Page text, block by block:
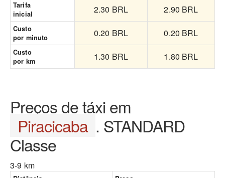
Tarifa
inicial
2.30 BRL 2.90 BRL
Custo
por minuto
0.20 BRL 0.20 BRL
Custo
por km
1.30 BRL 1.80 BRL
Preços de táxi em
Piracicaba . STANDARD
Classe
3-9 km